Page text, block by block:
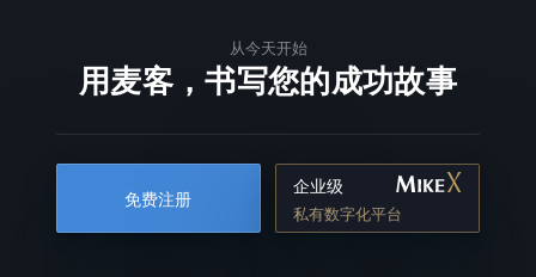
从今天开始
用麦客，书写您的成功故事
免费注册
企业级
私有数字化平台